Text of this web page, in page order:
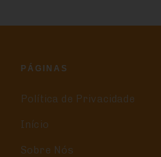
PÁGINAS
Política de Privacidade
Início
Sobre Nós